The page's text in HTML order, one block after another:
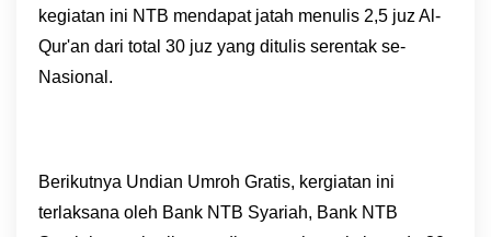
kegiatan ini NTB mendapat jatah menulis 2,5 juz Al-
Qur'an dari total 30 juz yang ditulis serentak se-
Nasional.
Berikutnya Undian Umroh Gratis, kergiatan ini
terlaksana oleh Bank NTB Syariah, Bank NTB